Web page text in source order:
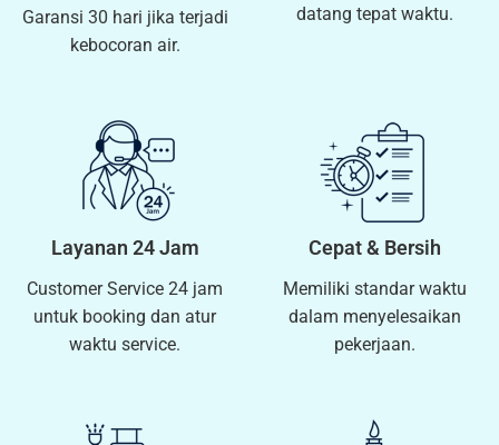
Garansi 30 hari jika terjadi
kebocoran air.
datang tepat waktu.
Layanan 24 Jam
Customer Service 24 jam
untuk booking dan atur
waktu service.
Cepat & Bersih
Memiliki standar waktu
dalam menyelesaikan
pekerjaan.